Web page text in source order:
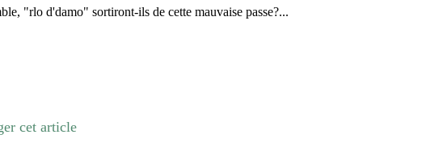
"rlo d'damo" sortiront-ils de cette mauvaise passe?...
cet article